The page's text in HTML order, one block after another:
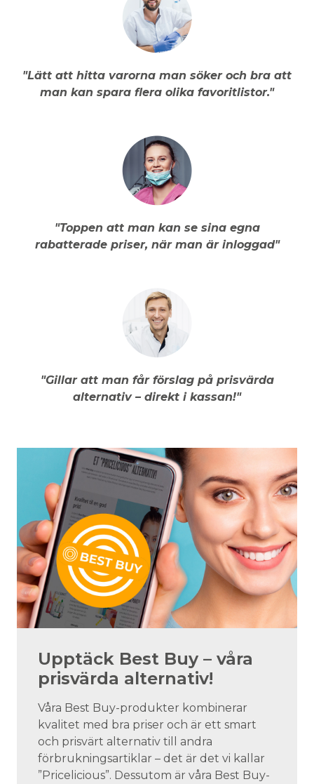
"Lätt att hitta varorna man söker och bra att
man kan spara flera olika favoritlistor."
"Toppen att man kan se sina egna
rabatterade priser, när man är inloggad"
"Gillar att man får förslag på prisvärda
alternativ – direkt i kassan!"
Upptäck Best Buy – våra
prisvärda alternativ!
Våra Best Buy-produkter kombinerar
kvalitet med bra priser och är ett smart
och prisvärt alternativ till andra
förbrukningsartiklar – det är det vi kallar
”Pricelicious”. Dessutom är våra Best Buy-